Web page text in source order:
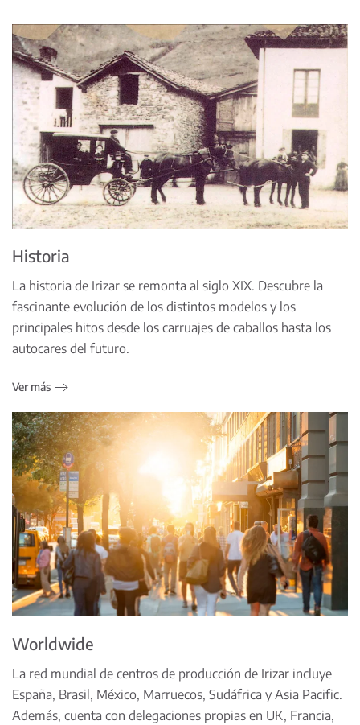
Historia
La historia de Irizar se remonta al siglo XIX. Descubre la
fascinante evolución de los distintos modelos y los
principales hitos desde los carruajes de caballos hasta los
autocares del futuro.
Ver más
Worldwide
La red mundial de centros de producción de Irizar incluye
España, Brasil, México, Marruecos, Sudáfrica y Asia Pacific.
Además, cuenta con delegaciones propias en UK, Francia,